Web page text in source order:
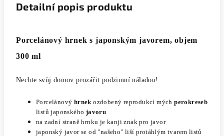
Detailní popis produktu
Porcelánový hrnek s japonským javorem, objem
300 ml
Nechte svůj domov prozářit podzimní náladou!
Porcelánový hrnek ozdobený reprodukcí mýchperokreseb
listů japonského javoru
na zadní straně hrnku je kanjiznak pro javor
japonský javor se od "našeho" liší protáhlým tvarem listů